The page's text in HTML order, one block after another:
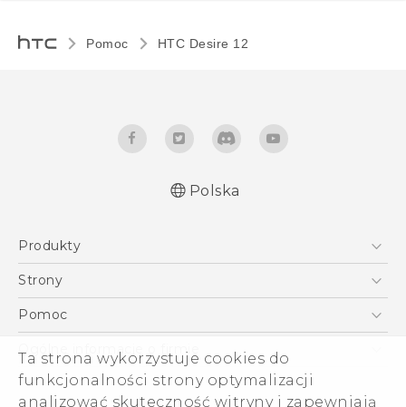
Ta strona wykorzystuje cookies do
funkcjonalności strony optymalizacji
analizować skuteczność witryny i zapewniają
Pomoc HTC Desire 12‎
Polish - Wytyczne dotyczące bezpieczeństwa i
User manual
Safety and regulatory guide
Polska
Produkty
Smartfony
VIVE
Akcesoria
Strony
HTC Vive
Pomoc
Pomoc E-commerce
Ogólne informacje o firmie
ESG